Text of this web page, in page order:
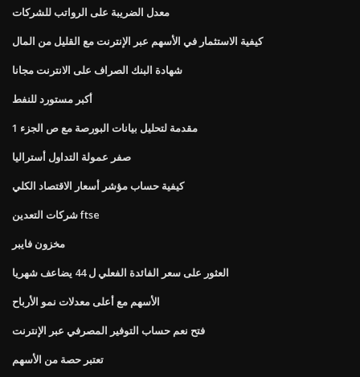
معدل الضريبة على الرواتب للشركات
كيفية الاستثمار في الأسهم عبر الإنترنت مع القليل من المال
شهادة البنك الصراف على الانترنت مجانا
أكبر مستورد للنفط
مقدمة لتحليل بيانات البورصة مع ص الجزء 1
صفر عمولة التداول أستراليا
كيفية حساب مؤشر أسعار الاقتصاد الكلي
شركات التعدين ftse
مخزون فايبر
العثور على سعر الفائدة الفعلي ل 44 يضاعف شهريا
الأسهم مع أعلى معدلات نمو الأرباح
فتح نعم حساب التوفير المصرفي عبر الإنترنت
تعتبر حصة من الأسهم